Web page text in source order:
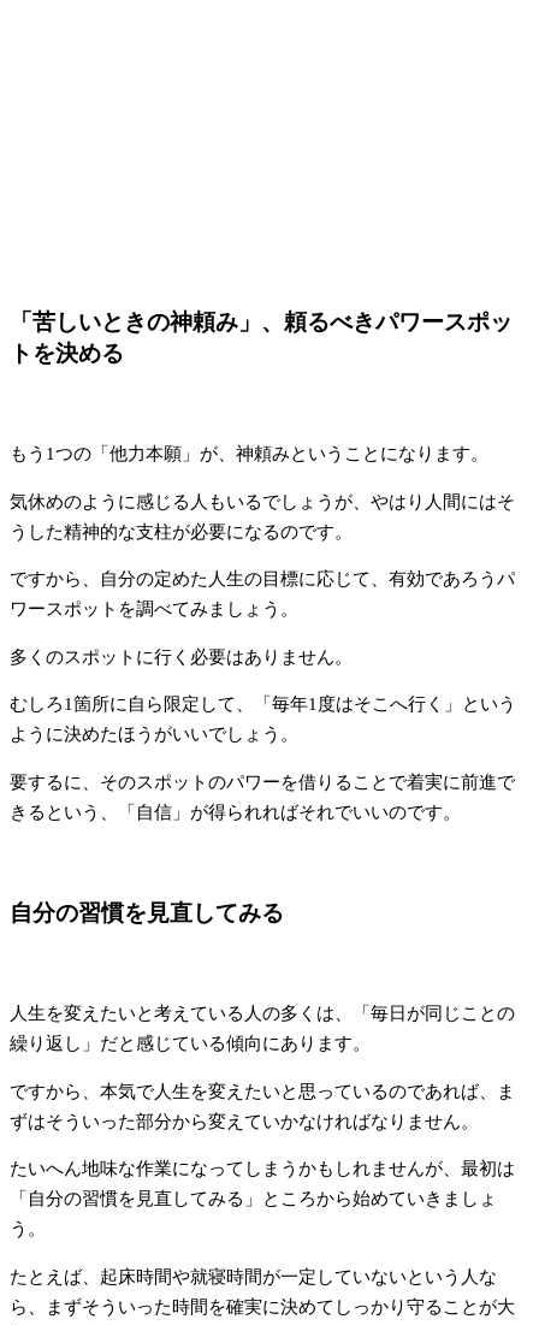
「苦しいときの神頼み」、頼るべきパワースポッ
トを決める
もう1つの「他力本願」が、神頼みということになります。
気休めのように感じる人もいるでしょうが、やはり人間にはそ
うした精神的な支柱が必要になるのです。
ですから、自分の定めた人生の目標に応じて、有効であろうパ
ワースポットを調べてみましょう。
多くのスポットに行く必要はありません。
むしろ1箇所に自ら限定して、「毎年1度はそこへ行く」という
ように決めたほうがいいでしょう。
要するに、そのスポットのパワーを借りることで着実に前進で
きるという、「自信」が得られればそれでいいのです。
自分の習慣を見直してみる
人生を変えたいと考えている人の多くは、「毎日が同じことの
繰り返し」だと感じている傾向にあります。
ですから、本気で人生を変えたいと思っているのであれば、ま
ずはそういった部分から変えていかなければなりません。
たいへん地味な作業になってしまうかもしれませんが、最初は
「自分の習慣を見直してみる」ところから始めていきましょ
う。
たとえば、起床時間や就寝時間が一定していないという人な
ら、まずそういった時間を確実に決めてしっかり守ることが大